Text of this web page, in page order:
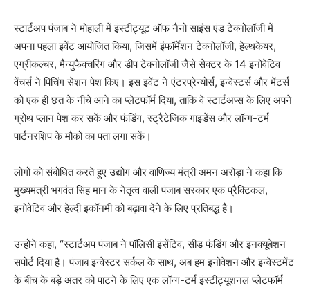
स्टार्टअप पंजाब ने मोहाली में इंस्टीट्यूट ऑफ नैनो साइंस एंड टेक्नोलॉजी में
अपना पहला इवेंट आयोजित किया, जिसमें इंफॉर्मेशन टेक्नोलॉजी, हेल्थकेयर,
एग्रीकल्चर, मैन्युफैक्चरिंग और डीप टेक्नोलॉजी जैसे सेक्टर के 14 इनोवेटिव
वेंचर्स ने पिचिंग सेशन पेश किए। इस इवेंट ने एंटरप्रेन्योर्स, इन्वेस्टर्स और मेंटर्स
को एक ही छत के नीचे आने का प्लेटफॉर्म दिया, ताकि वे स्टार्टअप्स के लिए अपने
ग्रोथ प्लान पेश कर सकें और फंडिंग, स्ट्रैटेजिक गाइडेंस और लॉन्ग-टर्म
पार्टनरशिप के मौकों का पता लगा सकें।
लोगों को संबोधित करते हुए उद्योग और वाणिज्य मंत्री अमन अरोड़ा ने कहा कि
मुख्यमंत्री भगवंत सिंह मान के नेतृत्व वाली पंजाब सरकार एक प्रैक्टिकल,
इनोवेटिव और हेल्दी इकॉनमी को बढ़ावा देने के लिए प्रतिबद्ध है।
उन्होंने कहा, “स्टार्टअप पंजाब ने पॉलिसी इंसेंटिव, सीड फंडिंग और इनक्यूबेशन
सपोर्ट दिया है। पंजाब इन्वेस्टर सर्कल के साथ, अब हम इनोवेशन और इन्वेस्टमेंट
के बीच के बड़े अंतर को पाटने के लिए एक लॉन्ग-टर्म इंस्टीट्यूशनल प्लेटफॉर्म